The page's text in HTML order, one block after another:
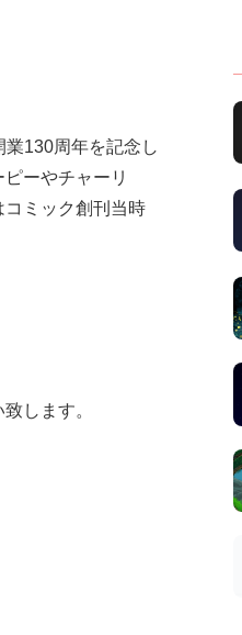
130周年を記念し
ーやチャーリ
ミック創刊当時
します。